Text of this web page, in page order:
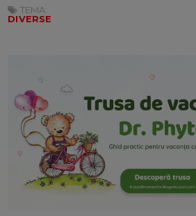
TEMA:
DIVERSE